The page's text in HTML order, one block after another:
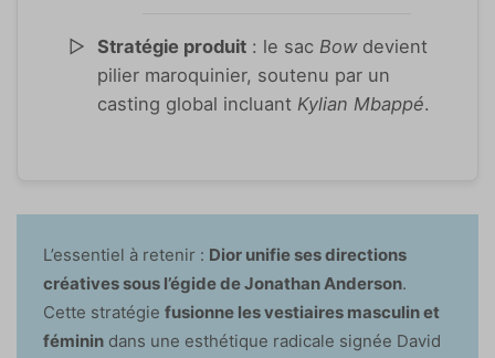
Stratégie produit : le sacBowdevient
pilier maroquinier, soutenu par un
casting global incluantKylian Mbappé.
L’essentiel à retenir : Dior unifie ses directions
créatives sous l’égide de Jonathan Anderson.
Cette stratégie fusionne les vestiaires masculin et
féminin dans une esthétique radicale signée David